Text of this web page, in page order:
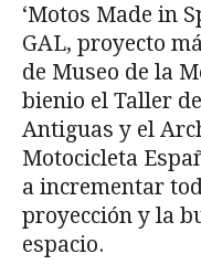
‘Motos Made in
GAL, proyecto
de Museo de la
bienio el Taller
Antiguas y el
Motocicleta
a incrementar
proyección y la
espacio.